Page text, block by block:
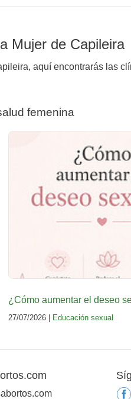
Mujer de Capileira
aquí encontrarás las
femenina
¿Cómo aumentar el deseo
27/07/2026 | Educación sexual